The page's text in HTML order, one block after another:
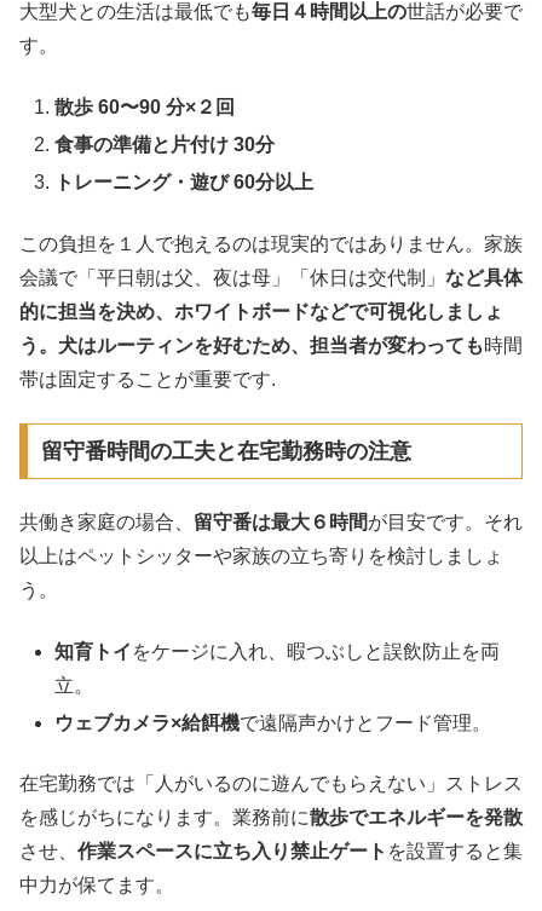
大型犬との生活は最低でも毎日４時間以上の世話が必要で
す。
散歩 60〜90 分×２回
食事の準備と片付け 30分
トレーニング・遊び 60分以上
この負担を１人で抱えるのは現実的ではありません。家族
会議で「平日朝は父、夜は母」「休日は交代制」 など具体
的に担当を決め、ホワイトボードなどで可視化しましょ
う。犬はルーティンを好むため、担当者が変わっても時間
帯は固定することが重要です.
留守番時間の工夫と在宅勤務時の注意
共働き家庭の場合、 留守番は最大６時間が目安です。それ
以上はペットシッターや家族の立ち寄りを検討しましょ
う。
知育トイ をケージに入れ、暇つぶしと誤飲防止を両
立。
ウェブカメラ×給餌機で遠隔声かけとフード管理。
在宅勤務では「人がいるのに遊んでもらえない」ストレス
を感じがちになります。業務前に散歩でエネルギーを発散
させ、 作業スペースに立ち入り禁止ゲート を設置すると集
中力が保てます。